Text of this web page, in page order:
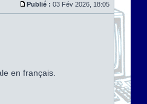
Publié : 03 Fév 2026, 18:05
en français.